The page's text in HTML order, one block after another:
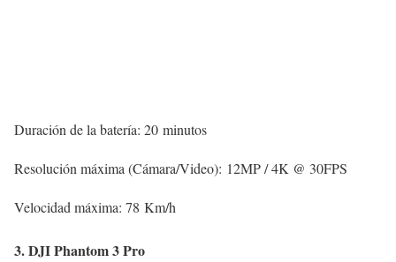
Duración de la batería: 20 minutos
Resolución máxima (Cámara/Video): 12MP / 4K @ 30FPS
Velocidad máxima: 78 Km/h
3. DJI Phantom 3 Pro